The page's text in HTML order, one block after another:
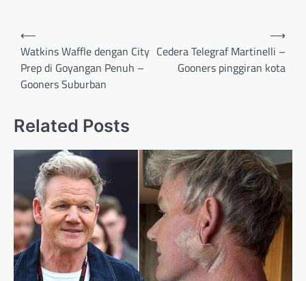
Post
navigation
⟵
Watkins Waffle dengan City
Prep di Goyangan Penuh –
Gooners Suburban
Cedera Telegraf Martinelli –
Gooners pinggiran kota
⟶
Related Posts